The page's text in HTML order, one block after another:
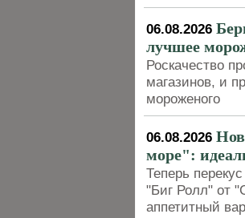
06.08.2026
лучшее
Роскачество
магазинов, и
мороженого
06.08.2026
море":
Теперь
"Биг Ролл" от
аппетитный